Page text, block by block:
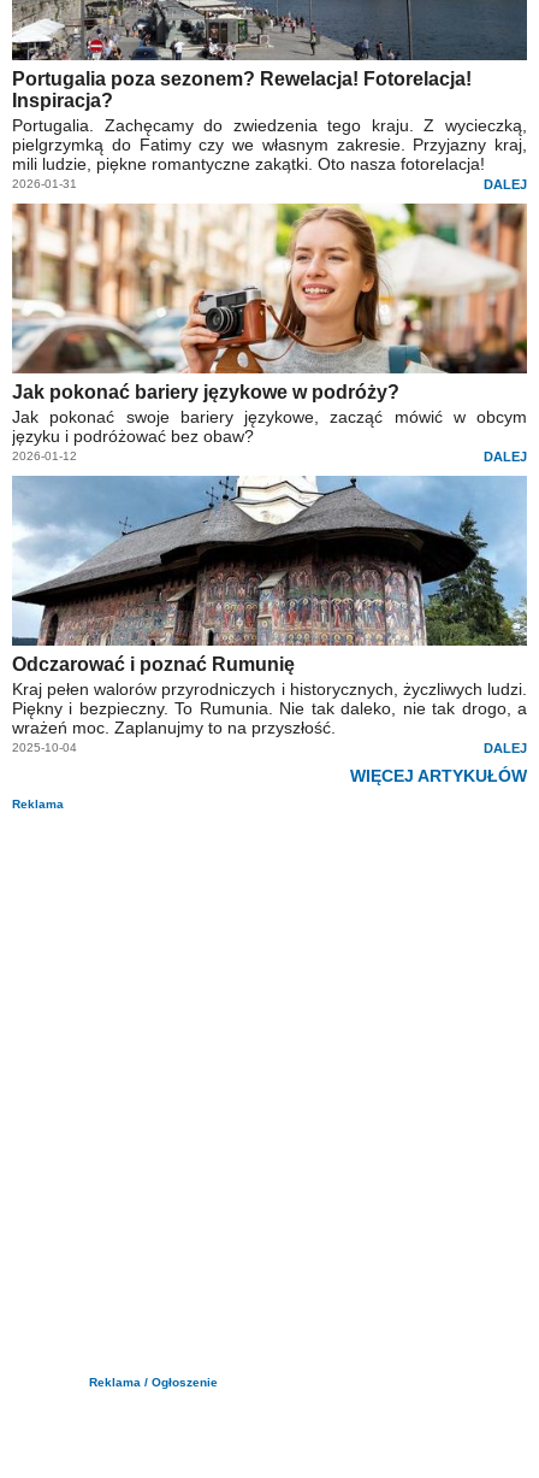
Portugalia poza sezonem? Rewelacja! Fotorelacja!
Inspiracja?
Portugalia. Zachęcamy do zwiedzenia tego kraju. Z wycieczką,
pielgrzymką do Fatimy czy we własnym zakresie. Przyjazny kraj,
mili ludzie, piękne romantyczne zakątki. Oto nasza fotorelacja!
2026-01-31 DALEJ
Jak pokonać bariery językowe w podróży?
Jak pokonać swoje bariery językowe, zacząć mówić w obcym
języku i podróżować bez obaw?
2026-01-12 DALEJ
Odczarować i poznać Rumunię
Kraj pełen walorów przyrodniczych i historycznych, życzliwych ludzi.
Piękny i bezpieczny. To Rumunia. Nie tak daleko, nie tak drogo, a
wrażeń moc. Zaplanujmy to na przyszłość.
2025-10-04 DALEJ
WIĘCEJ ARTYKUŁÓW
Reklama
Reklama / Ogłoszenie